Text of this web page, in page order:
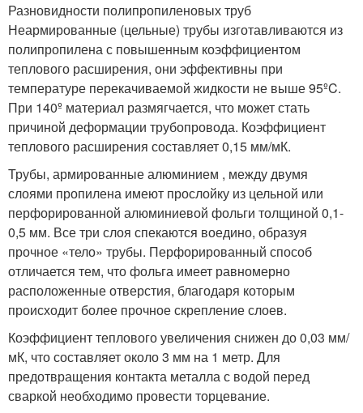
Разновидности полипропиленовых труб
Неармированные (цельные) трубы изготавливаются из
полипропилена с повышенным коэффициентом
теплового расширения, они эффективны при
температуре перекачиваемой жидкости не выше 95ºC.
При 140º материал размягчается, что может стать
причиной деформации трубопровода. Коэффициент
теплового расширения составляет 0,15 мм/мК.
Трубы, армированные алюминием , между двумя
слоями пропилена имеют прослойку из цельной или
перфорированной алюминиевой фольги толщиной 0,1-
0,5 мм. Все три слоя спекаются воедино, образуя
прочное «тело» трубы. Перфорированный способ
отличается тем, что фольга имеет равномерно
расположенные отверстия, благодаря которым
происходит более прочное скрепление слоев.
Коэффициент теплового увеличения снижен до 0,03 мм/
мК, что составляет около 3 мм на 1 метр. Для
предотвращения контакта металла с водой перед
сваркой необходимо провести торцевание.